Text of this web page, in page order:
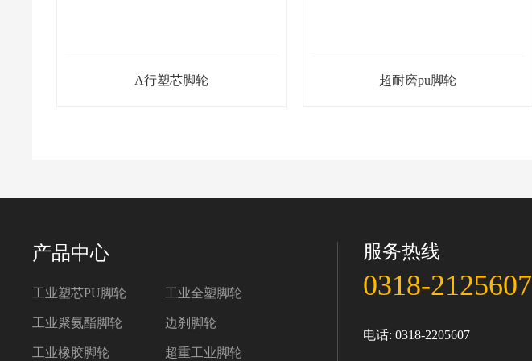
超耐磨pu脚轮 高档pu脚轮
产品中心
工业塑芯PU脚轮 工业全塑脚轮
工业聚氨酯脚轮 边刹脚轮
工业橡胶脚轮 超重工业脚轮
服务热线
0318-2125607
电话: 0318-2205607